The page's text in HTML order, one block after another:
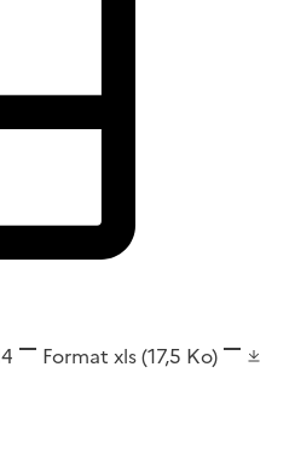
Format xls(17,5 Ko)